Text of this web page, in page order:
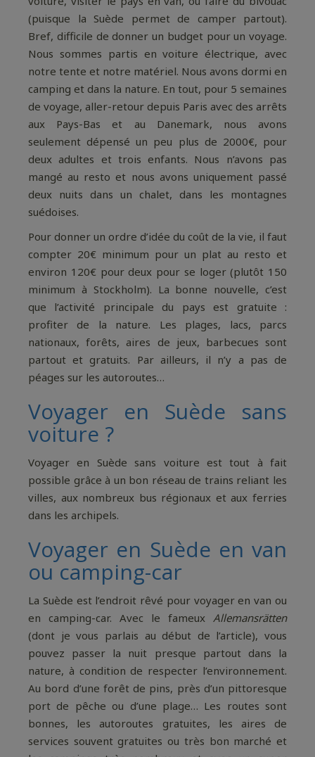
(puisque la Suède permet de camper partout).
Bref, difficile de donner un budget pour un voyage.
Nous sommes partis en voiture électrique, avec
notre tente et notre matériel. Nous avons dormi en
camping et dans la nature. En tout, pour 5 semaines
de voyage, aller-retour depuis Paris avec des arrêts
aux Pays-Bas et au Danemark, nous avons
seulement dépensé un peu plus de 2000€, pour
deux adultes et trois enfants. Nous n’avons pas
mangé au resto et nous avons uniquement passé
deux nuits dans un chalet, dans les montagnes
suédoises.
Pour donner un ordre d’idée du coût de la vie, il faut
compter 20€ minimum pour un plat au resto et
environ 120€ pour deux pour se loger (plutôt 150
minimum à Stockholm). La bonne nouvelle, c’est
que l’activité principale du pays est gratuite :
profiter de la nature. Les plages, lacs, parcs
nationaux, forêts, aires de jeux, barbecues sont
partout et gratuits. Par ailleurs, il n’y a pas de
péages sur les autoroutes…
Voyager en Suède sans
voiture ?
Voyager en Suède sans voiture est tout à fait
possible grâce à un bon réseau de trains reliant les
villes, aux nombreux bus régionaux et aux ferries
dans les archipels.
Voyager en Suède en van
ou camping-car
La Suède est l’endroit rêvé pour voyager en van ou
en camping-car. Avec le fameux Allemansrätten
(dont je vous parlais au début de l’article), vous
pouvez passer la nuit presque partout dans la
nature, à condition de respecter l’environnement.
Au bord d’une forêt de pins, près d’un pittoresque
port de pêche ou d’une plage… Les routes sont
bonnes, les autoroutes gratuites, les aires de
services souvent gratuites ou très bon marché et